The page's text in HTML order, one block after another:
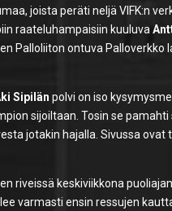
joista peräti neljä VIFK:n
raateluhampaisiin kuuluva
Palloliiton ontuva Palloverkko
Sipilän polvi on iso
sijoiltaan. Tosin se pamahti
jotakin hajalla. Sivussa ovat
riveissä keskiviikkona
varmasti ensin ressujen